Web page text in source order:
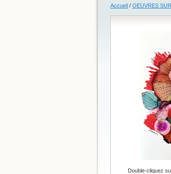
Accueil / OEUVRES
Double-cliquez